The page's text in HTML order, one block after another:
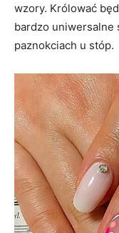
wzory. Królować
bardzo uniwersalne
paznokciach u stóp.